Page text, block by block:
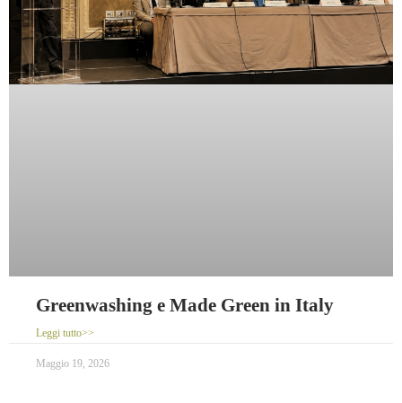
Greenwashing e Made Green in Italy
Leggi tutto>>
Maggio 19, 2026